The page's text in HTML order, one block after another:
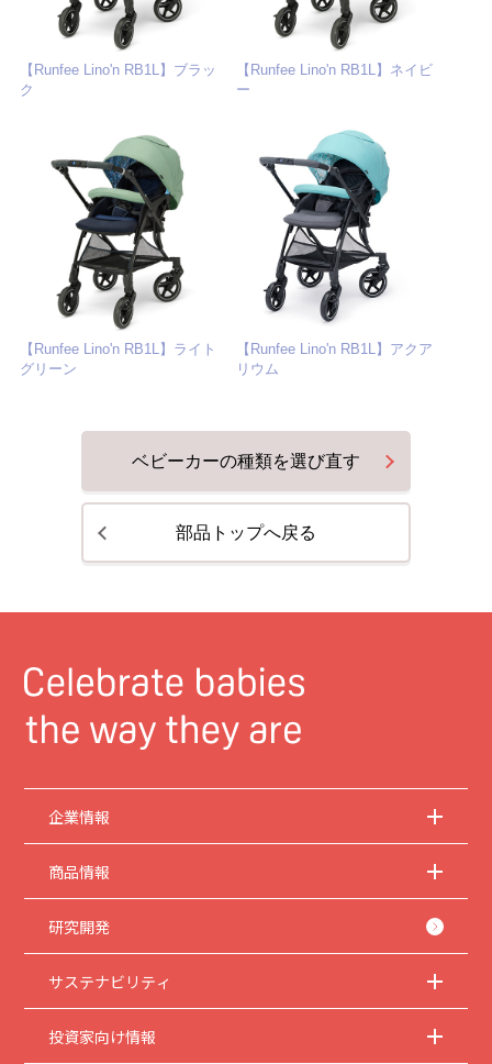
【Runfee Lino'n RB1L】ブラッ
ク
【Runfee Lino'n RB1L】ネイビ
ー
【Runfee Lino'n RB1L】ライト
グリーン
【Runfee Lino'n RB1L】アクア
リウム
部品トップへ戻る
ベビーカーの種類を選び直す
企業情報
商品情報
研究開発
サステナビリティ
投資家向け情報